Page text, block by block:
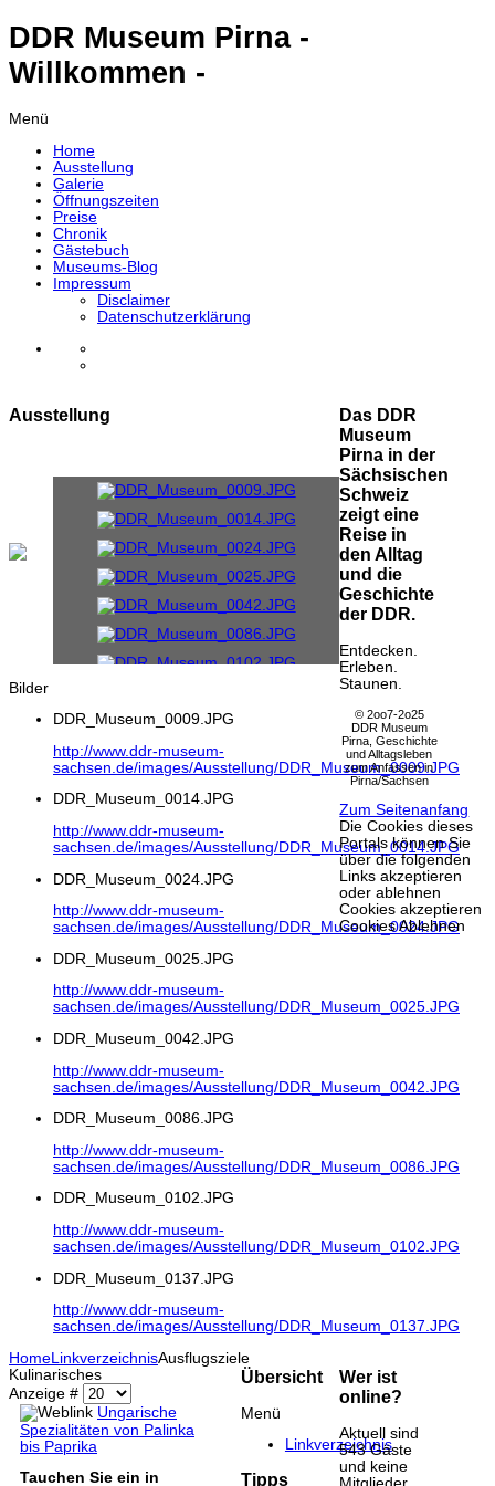
DDR Museum Pirna -
Willkommen -
Menü
Home
Ausstellung
Galerie
Öffnungszeiten
Preise
Chronik
Gästebuch
Museums-Blog
Impressum
Disclaimer
Datenschutzerklärung
Ausstellung
Bilder
DDR_Museum_0009.JPG
http://www.ddr-museum-
sachsen.de/images/Ausstellung/DDR_Museum_0009.JPG
DDR_Museum_0014.JPG
http://www.ddr-museum-
sachsen.de/images/Ausstellung/DDR_Museum_0014.JPG
DDR_Museum_0024.JPG
http://www.ddr-museum-
sachsen.de/images/Ausstellung/DDR_Museum_0024.JPG
DDR_Museum_0025.JPG
http://www.ddr-museum-
sachsen.de/images/Ausstellung/DDR_Museum_0025.JPG
DDR_Museum_0042.JPG
http://www.ddr-museum-
sachsen.de/images/Ausstellung/DDR_Museum_0042.JPG
DDR_Museum_0086.JPG
http://www.ddr-museum-
sachsen.de/images/Ausstellung/DDR_Museum_0086.JPG
DDR_Museum_0102.JPG
http://www.ddr-museum-
sachsen.de/images/Ausstellung/DDR_Museum_0102.JPG
DDR_Museum_0137.JPG
http://www.ddr-museum-
sachsen.de/images/Ausstellung/DDR_Museum_0137.JPG
Das DDR
Museum
Pirna in der
Sächsischen
Schweiz
zeigt eine
Reise in
den Alltag
und die
Geschichte
der DDR.
Entdecken.
Erleben.
Staunen.
HomeLinkverzeichnisAusflugsziele
Kulinarisches
Anzeige #
Ungarische
Spezialitäten von Palinka
bis Paprika
Tauchen Sie ein in
Übersicht
Menü
Linkverzeichnis
Tipps
Wer ist
online?
Aktuell sind
543 Gäste
und keine
© 2oo7-2o25
DDR Museum
Pirna, Geschichte
und Alltagsleben
zum Anfassen in
Pirna/Sachsen
Zum Seitenanfang
Die Cookies dieses
Portals können Sie
über die folgenden
Links akzeptieren
oder ablehnen
Cookies akzeptieren
Cookies Ablehnen